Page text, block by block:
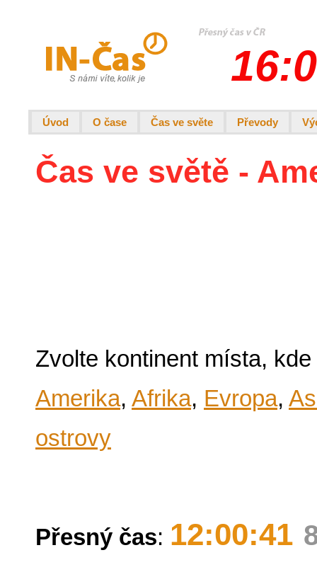
Úvod O čase Čas ve světe Převody
Čas ve světě -
Zvolte kontinent místa,
Amerika, Afrika, Evropa,
ostrovy
Přesný čas: 12:00:41